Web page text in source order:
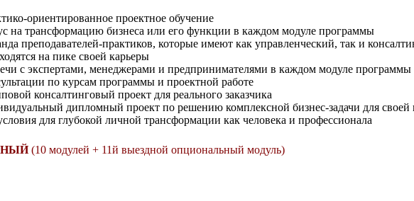
ориентированное проектное обучение
на трансформацию бизнеса или его функции в каждом модуле программы
преподавателей-практиков, которые имеют как управленческий, так и
на пике своей карьеры
с экспертами, менеджерами и предпринимателями в каждом модуле программы
по курсам программы и проектной работе
консалтинговый проект для реального заказчика
дипломный проект по решению комплексной бизнес-задачи для своей
для глубокой личной трансформации как человека и профессионала
(10 модулей + 11й выездной опциональный модуль)